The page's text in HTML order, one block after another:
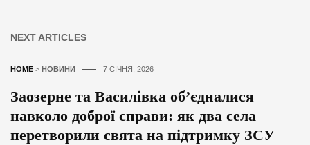
NEXT ARTICLES
HOME > НОВИНИ 7 СІЧНЯ, 2026
Заозерне та Василівка об’єдналися
навколо доброї справи: як два села
перетворили свята на підтримку ЗСУ